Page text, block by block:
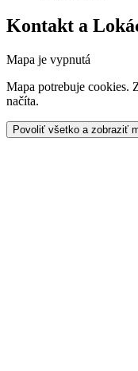
Kontakt a
Mapa je vypnutá
Mapa potrebuje cookies.
načíta.
Povoliť všetko a zobraziť